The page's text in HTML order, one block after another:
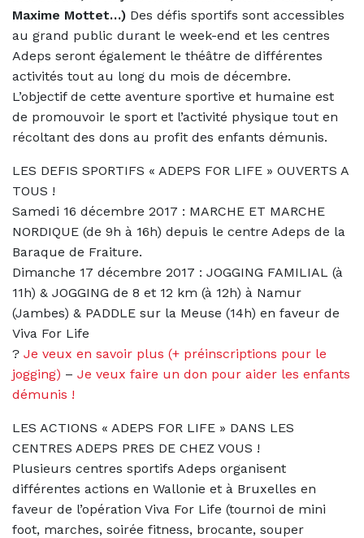
Maxime Mottet…) Des défis sportifs sont accessibles
au grand public durant le week-end et les centres
Adeps seront également le théâtre de différentes
activités tout au long du mois de décembre.
L’objectif de cette aventure sportive et humaine est
de promouvoir le sport et l’activité physique tout en
récoltant des dons au profit des enfants démunis.
LES DEFIS SPORTIFS « ADEPS FOR LIFE » OUVERTS A
TOUS !
Samedi 16 décembre 2017 : MARCHE ET MARCHE
NORDIQUE (de 9h à 16h) depuis le centre Adeps de la
Baraque de Fraiture.
Dimanche 17 décembre 2017 : JOGGING FAMILIAL (à
11h) & JOGGING de 8 et 12 km (à 12h) à Namur
(Jambes) & PADDLE sur la Meuse (14h) en faveur de
Viva For Life
? Je veux en savoir plus (+ préinscriptions pour le
jogging) – Je veux faire un don pour aider les enfants
démunis !
LES ACTIONS « ADEPS FOR LIFE » DANS LES
CENTRES ADEPS PRES DE CHEZ VOUS !
Plusieurs centres sportifs Adeps organisent
différentes actions en Wallonie et à Bruxelles en
faveur de l’opération Viva For Life (tournoi de mini
foot, marches, soirée fitness, brocante, souper